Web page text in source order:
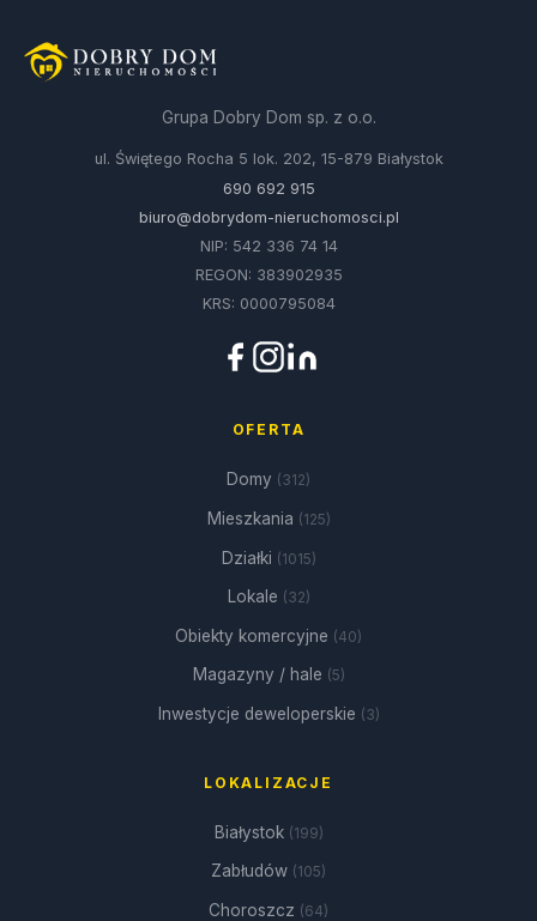
Grupa Dobry Dom sp. z o.o.
ul. Świętego Rocha 5 lok. 202, 15-879 Białystok
690 692 915
biuro@dobrydom-nieruchomosci.pl
NIP: 542 336 74 14
REGON: 383902935
KRS: 0000795084
OFERTA
Domy (312)
Mieszkania (125)
Działki (1015)
Lokale (32)
Obiekty komercyjne (40)
Magazyny / hale (5)
Inwestycje deweloperskie (3)
LOKALIZACJE
Białystok (199)
Zabłudów (105)
Choroszcz (64)